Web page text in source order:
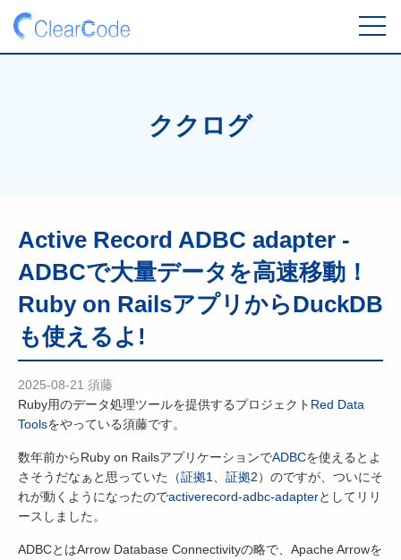
ククログ
Active Record ADBC adapter -
ADBCで大量データを高速移動！
Ruby on RailsアプリからDuckDB
も使えるよ!
2025-08-21 須藤
Ruby用のデータ処理ツールを提供するプロジェクト Red Data
Toolsをやっている須藤です。
数年前からRuby on RailsアプリケーションでADBCを使えるとよ
さそうだなぁと思っていた（証拠1 証拠2）のですが、ついにそ
れが動くようになったのでactiverecord-adbc-adapterとしてリリ
ースしました。
ADBCとはArrow Database Connectivityの略で、Apache Arrowを